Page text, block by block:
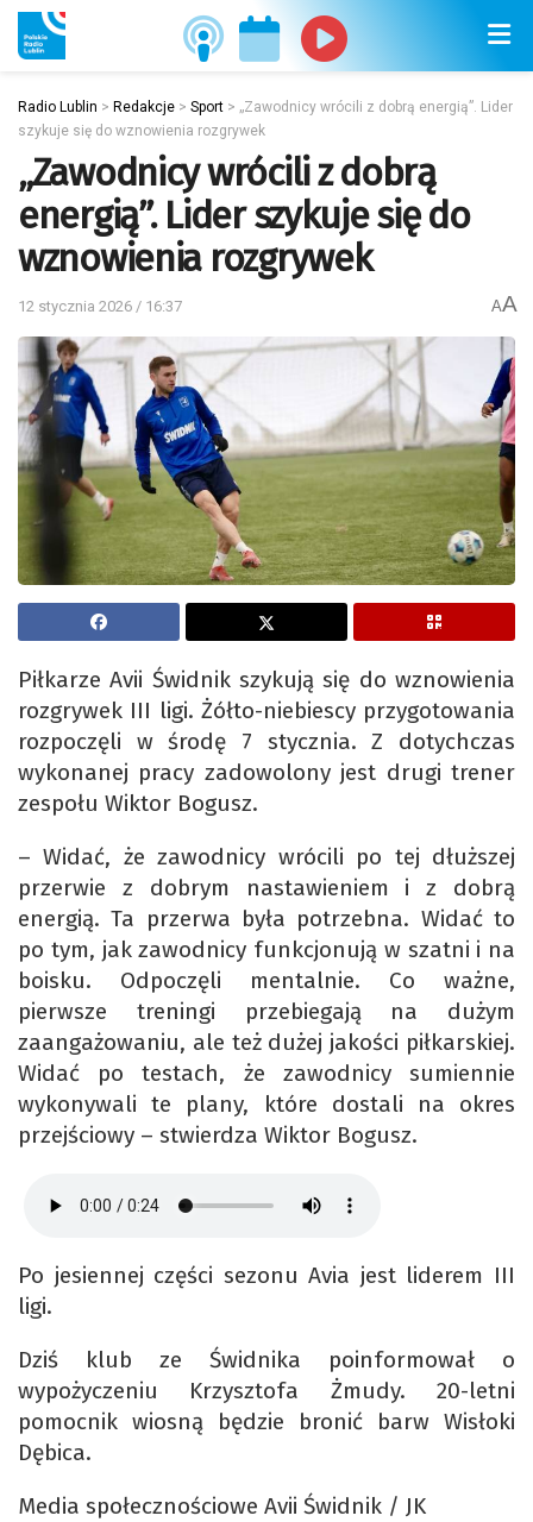
Radio Lublin > Redakcje > Sport > „Zawodnicy wrócili z dobrą energią”. Lider
szykuje się do wznowienia rozgrywek
„Zawodnicy wrócili z dobrą
energią”. Lider szykuje się do
wznowienia rozgrywek
12 stycznia 2026 / 16:37 AA
Piłkarze Avii Świdnik szykują się do wznowienia
rozgrywek III ligi. Żółto-niebiescy przygotowania
rozpoczęli w środę 7 stycznia. Z dotychczas
wykonanej pracy zadowolony jest drugi trener
zespołu Wiktor Bogusz.
– Widać, że zawodnicy wrócili po tej dłuższej
przerwie z dobrym nastawieniem i z dobrą
energią. Ta przerwa była potrzebna. Widać to
po tym, jak zawodnicy funkcjonują w szatni i na
boisku. Odpoczęli mentalnie. Co ważne,
pierwsze treningi przebiegają na dużym
zaangażowaniu, ale też dużej jakości piłkarskiej.
Widać po testach, że zawodnicy sumiennie
wykonywali te plany, które dostali na okres
przejściowy – stwierdza Wiktor Bogusz.
Po jesiennej części sezonu Avia jest liderem III
ligi.
Dziś klub ze Świdnika poinformował o
wypożyczeniu Krzysztofa Żmudy. 20-letni
pomocnik wiosną będzie bronić barw Wisłoki
Dębica.
Media społecznościowe Avii Świdnik / JK